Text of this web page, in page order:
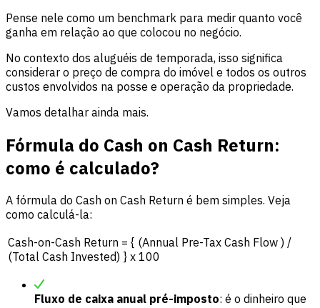
Pense nele como um benchmark para medir quanto você
ganha em relação ao que colocou no negócio.
No contexto dos aluguéis de temporada, isso significa
considerar o preço de compra do imóvel e todos os outros
custos envolvidos na posse e operação da propriedade.
Vamos detalhar ainda mais.
Fórmula do Cash on Cash Return:
como é calculado?
A fórmula do Cash on Cash Return é bem simples. Veja
como calculá-la:
Cash-on-Cash Return = { (Annual Pre-Tax Cash Flow ) /
(Total Cash Invested) } x 100
Fluxo de caixa anual pré-imposto: é o dinheiro que